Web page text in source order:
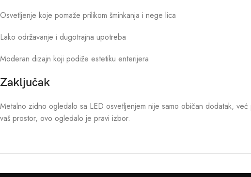
Osvetljenje koje pomaže prilikom šminkanja i nege lica
Lako održavanje i dugotrajna upotreba
Moderan dizajn koji podiže estetiku enterijera
Zaključak
Metalno zidno ogledalo sa LED osvetljenjem nije samo običan dodatak,
vaš prostor, ovo ogledalo je pravi izbor.